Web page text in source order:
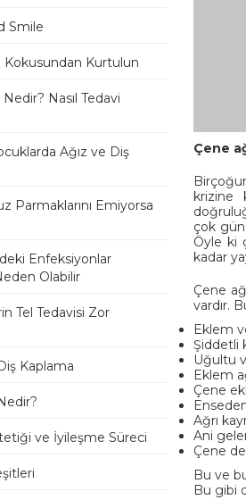
Smile
Kokusundan Kurtulun
Nasıl Tedavi
Ağız ve Diş
Parmaklarını Emiyorsa
Enfeksiyonlar
Olabilir
Tel Tedavisi Zor
Kaplama
ve İyileşme Süreci
Çene
krizine
çok
Öyle ki
kadar
Çene
vardır.
Eklem
Şiddetli
Uğultu
Eklem
Çene
Ağrı
Ani
Çene
Bu ve
Bu gibi